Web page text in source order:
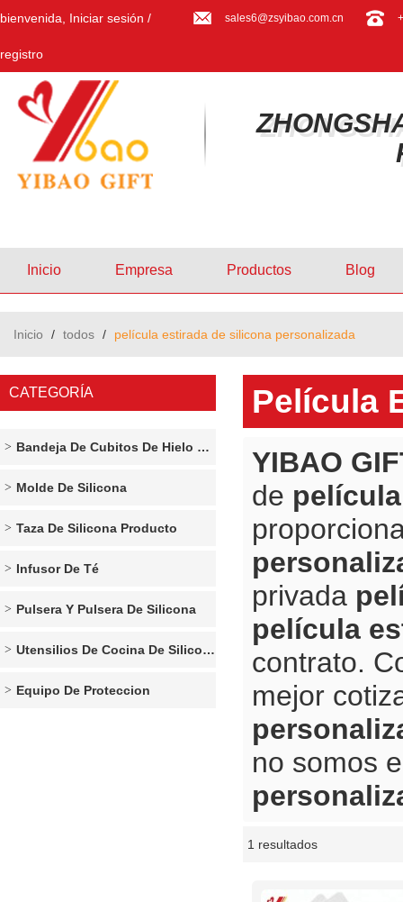
bienvenida, Iniciar sesión /
registro
sales6@zsyibao.com.cn
Inicio Empresa Productos Blog
Inicio / todos / película estirada de silicona personalizada
CATEGORÍA
Bandeja De Cubitos De Hielo De Silicona
Molde De Silicona
Taza De Silicona Producto
Infusor De Té
Pulsera Y Pulsera De Silicona
Utensilios De Cocina De Silicona
Equipo De Proteccion
Película
YIBAO
de
privada
película
contrato.
mejor
no somos
1 resultados